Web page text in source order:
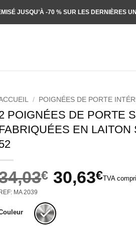
JUSQU’À -70 % SUR LES DERNIÈRES
/ POIGNÉES DE PORTE
POIGNÉES DE PORTE
EN LAITON
€ 30,63€TVA
MA 2039